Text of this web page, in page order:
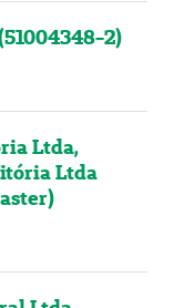
2)
Ltda,
Ltda